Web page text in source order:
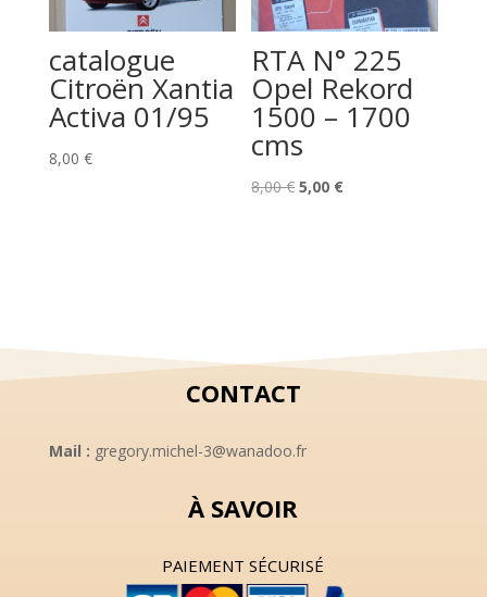
catalogue
Citroën Xantia
Activa 01/95
8,00 €
RTA N° 225
Opel Rekord
1500 – 1700
cms
8,00€ Le
5,00 €Le
CONTACT
Mail : gregory.michel-3@wanadoo.fr
À SAVOIR
PAIEMENT SÉCURISÉ